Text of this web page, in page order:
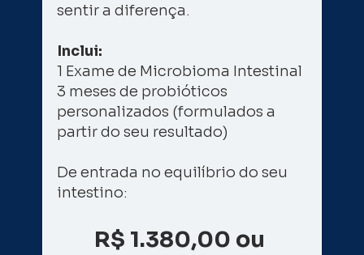
sentir a diferença.
Inclui:
1 Exame de Microbioma Intestinal
3 meses de probióticos
personalizados (formulados a
partir do seu resultado)
De entrada no equilíbrio do seu
intestino:
R$ 1.380,00 ou